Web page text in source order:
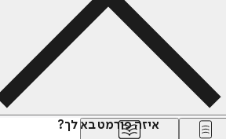
איזה פורמט בא לך?